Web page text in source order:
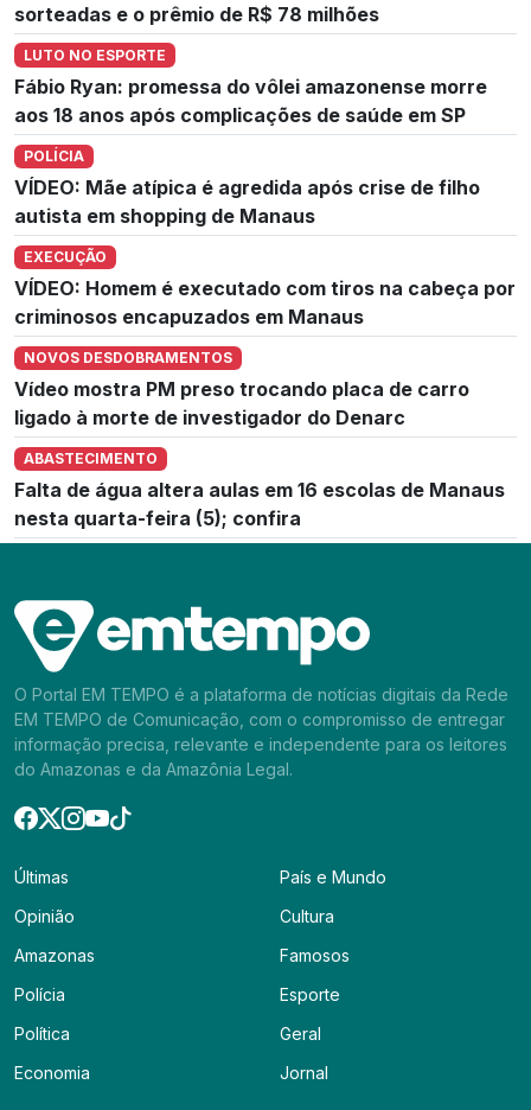
sorteadas e o prêmio de R$ 78 milhões
LUTO NO ESPORTE
Fábio Ryan: promessa do vôlei amazonense morre
aos 18 anos após complicações de saúde em SP
POLÍCIA
VÍDEO: Mãe atípica é agredida após crise de filho
autista em shopping de Manaus
EXECUÇÃO
VÍDEO: Homem é executado com tiros na cabeça por
criminosos encapuzados em Manaus
NOVOS DESDOBRAMENTOS
Vídeo mostra PM preso trocando placa de carro
ligado à morte de investigador do Denarc
ABASTECIMENTO
Falta de água altera aulas em 16 escolas de Manaus
nesta quarta-feira (5); confira
O Portal EM TEMPO é a plataforma de notícias digitais da Rede
EM TEMPO de Comunicação, com o compromisso de entregar
informação precisa, relevante e independente para os leitores
do Amazonas e da Amazônia Legal.
Últimas
Opinião
Amazonas
Polícia
Política
Economia
País e Mundo
Cultura
Famosos
Esporte
Geral
Jornal